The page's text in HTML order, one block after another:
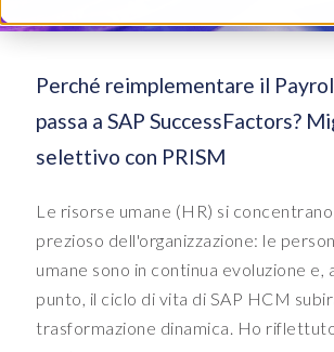
Perché reimplementare il
passa a SAP SuccessFactors?
selettivo con PRISM
Le risorse umane (HR) si
prezioso dell'organizzazione: le
umane sono in continua evoluzione e,
punto, il ciclo di vita di SAP HCM
trasformazione dinamica. Ho